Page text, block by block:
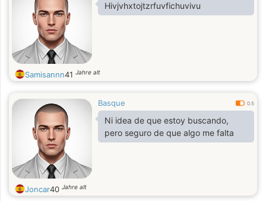
Hivjvhxtojtzrfuvfichuvivu
Samisannn41 Jahre alt
Basque 0.5
Ni idea de que estoy buscando,
pero seguro de que algo me falta
Joncar40 Jahre alt